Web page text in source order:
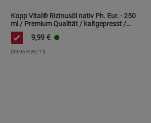
Kopp Vital® Rizinusöl nativ Ph. Eur. - 250
ml / Premium Qualität / kaltgepresst /
frei von Alkaloiden
9,99 €
(39,96 EUR / 1 l)